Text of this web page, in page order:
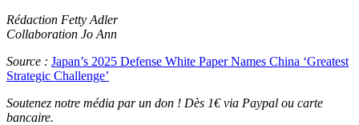
Rédaction Fetty Adler
Collaboration Jo Ann
Source : Japan’s 2025 Defense White Paper Names China ‘Greatest
Strategic Challenge’
Soutenez notre média par un don ! Dès 1€ via Paypal ou carte
bancaire.